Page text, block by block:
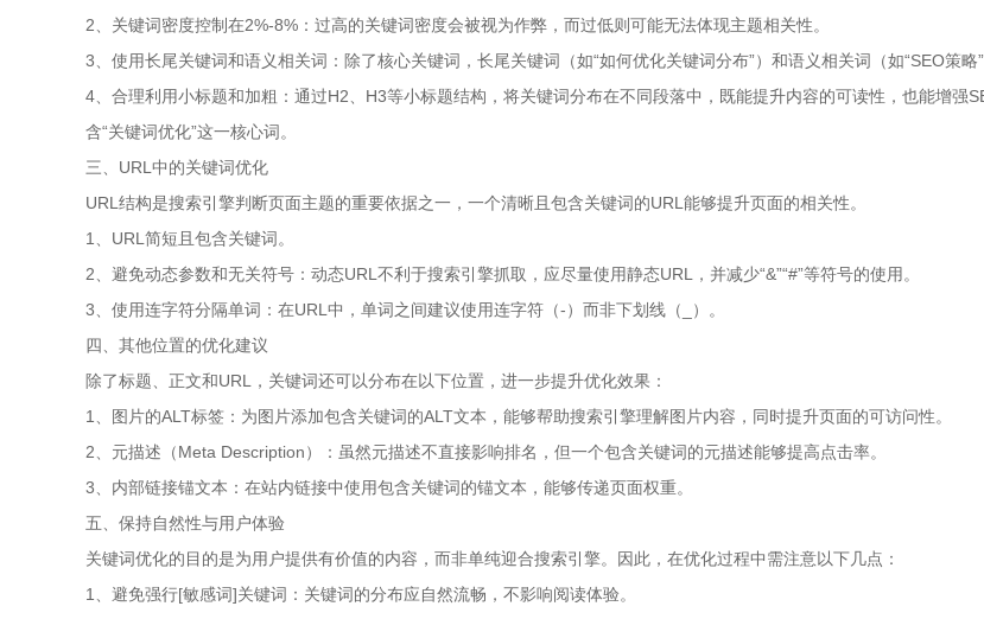
2、关键词密度控制在2%-8%：过高的关键词密度会被视为作弊，而过低则可能无法体现主题相关性。
3、使用长尾关键词和语义相关词：除了核心关键词，长尾关键词（如“如何优化关键词分布”）和语义相关词（如“SEO策略
4、合理利用小标题和加粗：通过H2、H3等小标题结构，将关键词分布在不同段落中，既能提升内容的可读性，也能增强
含“关键词优化”这一核心词。
三、URL中的关键词优化
URL结构是搜索引擎判断页面主题的重要依据之一，一个清晰且包含关键词的URL能够提升页面的相关性。
1、URL简短且包含关键词。
2、避免动态参数和无关符号：动态URL不利于搜索引擎抓取，应尽量使用静态URL，并减少“&”“#”等符号的使用。
3、使用连字符分隔单词：在URL中，单词之间建议使用连字符（-）而非下划线（_）。
四、其他位置的优化建议
除了标题、正文和URL，关键词还可以分布在以下位置，进一步提升优化效果：
1、图片的ALT标签：为图片添加包含关键词的ALT文本，能够帮助搜索引擎理解图片内容，同时提升页面的可访问性。
2、元描述（Meta Description）：虽然元描述不直接影响排名，但一个包含关键词的元描述能够提高点击率。
3、内部链接锚文本：在站内链接中使用包含关键词的锚文本，能够传递页面权重。
五、保持自然性与用户体验
关键词优化的目的是为用户提供有价值的内容，而非单纯迎合搜索引擎。因此，在优化过程中需注意以下几点：
1、避免强行[敏感词]关键词：关键词的分布应自然流畅，不影响阅读体验。